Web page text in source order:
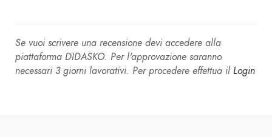
Se vuoi scrivere una recensione devi accedere alla
piattaforma DIDASKO. Per l'approvazione saranno
necessari 3 giorni lavorativi. Per procedere effettua il Login